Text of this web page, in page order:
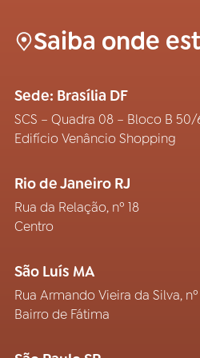
Saiba onde
Sede: Brasília DF
SCS – Quadra 08 – Bloco B 50/
Edifício Venâncio Shopping
Rio de Janeiro RJ
Rua da Relação, nº 18
Centro
São Luís MA
Rua Armando Vieira da Silva, nº
Bairro de Fátima